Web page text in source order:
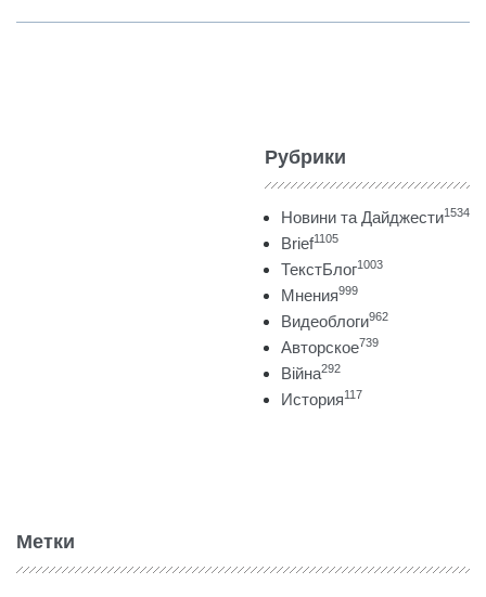
Рубрики
Новини та Дайджести1534
Brief1105
ТекстБлог1003
Мнения999
Видеоблоги962
Авторское739
Війна292
История117
Метки